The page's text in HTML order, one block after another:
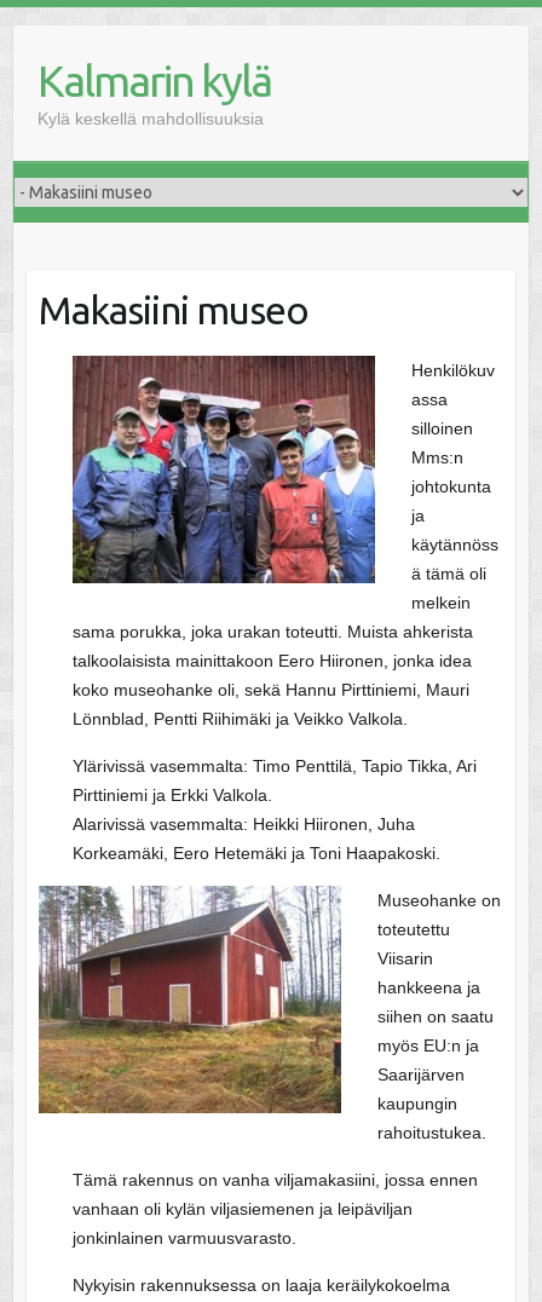
contentKalmarin kylä
Kylä keskellä mahdollisuuksia
Makasiini museo
Henkilökuv
assa
silloinen
Mms:n
johtokunta
ja
käytännöss
ä tämä oli
melkein
sama porukka, joka urakan toteutti. Muista ahkerista
talkoolaisista mainittakoon Eero Hiironen, jonka idea
koko museohanke oli, sekä Hannu Pirttiniemi, Mauri
Lönnblad, Pentti Riihimäki ja Veikko Valkola.
Ylärivissä vasemmalta: Timo Penttilä, Tapio Tikka, Ari
Pirttiniemi ja Erkki Valkola.
Alarivissä vasemmalta: Heikki Hiironen, Juha
Korkeamäki, Eero Hetemäki ja Toni Haapakoski.
Museohanke on
toteutettu
Viisarin
hankkeena ja
siihen on saatu
myös EU:n ja
Saarijärven
kaupungin
rahoitustukea.
Tämä rakennus on vanha viljamakasiini, jossa ennen
vanhaan oli kylän viljasiemenen ja leipäviljan
jonkinlainen varmuusvarasto.
Nykyisin rakennuksessa on laaja keräilykokoelma